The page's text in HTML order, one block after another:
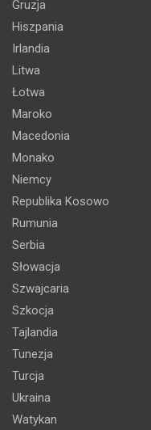
Gruzja
Hiszpania
Irlandia
Litwa
Łotwa
Maroko
Macedonia
Monako
Niemcy
Republika Kosowo
Rumunia
Serbia
Słowacja
Szwajcaria
Szkocja
Tajlandia
Tunezja
Turcja
Ukraina
Watykan